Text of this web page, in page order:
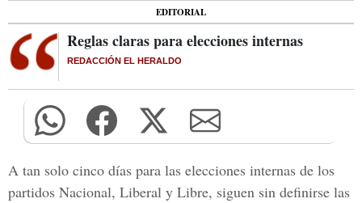
EDITORIAL
Reglas claras para elecciones internas
REDACCIÓN EL HERALDO
A tan solo cinco días para las elecciones internas de los
partidos Nacional, Liberal y Libre, siguen sin definirse las